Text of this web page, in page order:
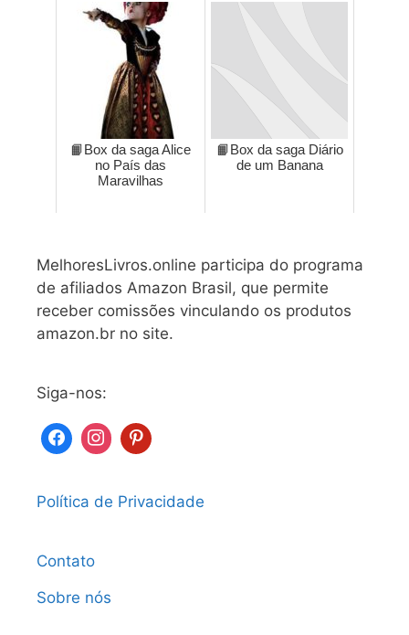
📙Box da saga Alice
no País das
Maravilhas
📙Box da saga Diário
de um Banana
MelhoresLivros.online participa do programa
de afiliados Amazon Brasil, que permite
receber comissões vinculando os produtos
amazon.br no site.
Siga-nos:
Política de Privacidade
Contato
Sobre nós